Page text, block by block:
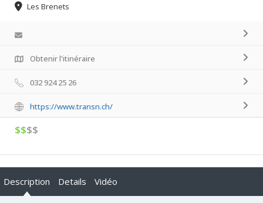
Les Brenets
Obtenir l'itinéraire
032 924 25 26
https://www.transn.ch/
$$$$
Description Details Vidéo